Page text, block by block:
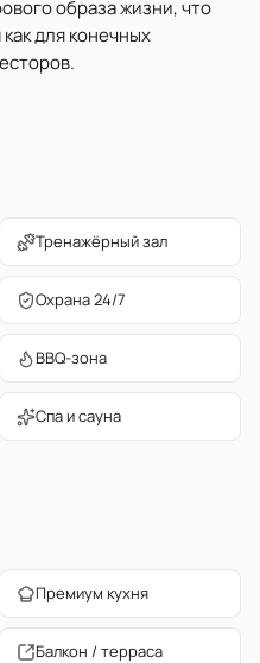
образа жизни, что
для конечных
Тренажёрный зал
Охрана 24/7
BBQ-зона
Спа и сауна
Премиум кухня
Балкон / терраса